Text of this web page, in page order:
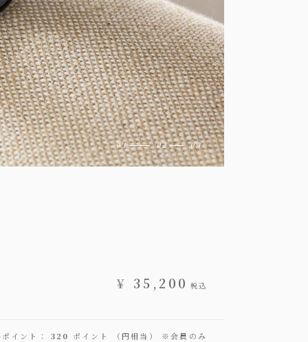
¥ 35,200 税込
イント： 320 ポイント （円相当） ※会員のみ